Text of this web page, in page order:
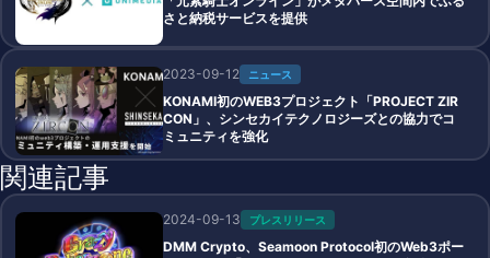
さと納税サービスを提供
2023-09-12 ニュース
KONAMI初のWEB3プロジェクト「PROJECT ZIR
CON」、シンセカイテクノロジーズとの協力でコ
ミュニティを強化
関連記事
2024-09-13 プレスリリース
DMM Crypto、Seamoon Protocol初のWeb3ポー